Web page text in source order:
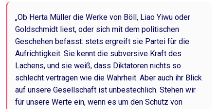
„Ob Herta Müller die Werke von Böll, Liao Yiwu oder
Goldschmidt liest, oder sich mit dem politischen
Geschehen befasst: stets ergreift sie Partei für die
Aufrichtigkeit. Sie kennt die subversive Kraft des
Lachens, und sie weiß, dass Diktatoren nichts so
schlecht vertragen wie die Wahrheit. Aber auch ihr Blick
auf unsere Gesellschaft ist unbestechlich. Stehen wir
für unsere Werte ein, wenn es um den Schutz von